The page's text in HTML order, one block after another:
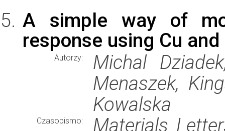
A simple way of
response using Cu
Autorzy:
Michal
Menaszek,
Kowalska
Czasopismo: Materials